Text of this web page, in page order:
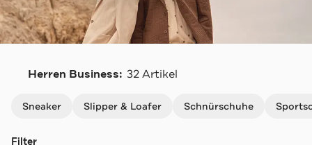
Herren Business: 32 Artikel
Sneaker Slipper & Loafer Schnürschuhe
Filter